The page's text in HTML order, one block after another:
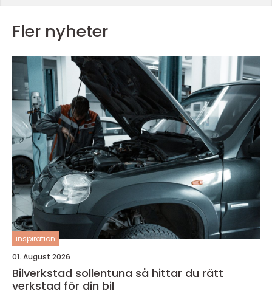
Fler nyheter
inspiration
01. August 2026
Bilverkstad sollentuna så hittar du rätt
verkstad för din bil